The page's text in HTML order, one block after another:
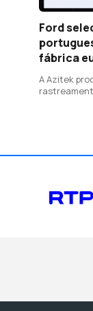
Ford
fábrica
A Azitek